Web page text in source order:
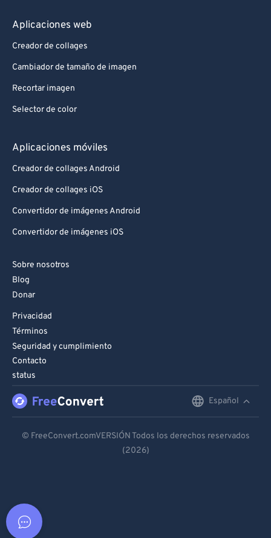
Aplicaciones web
Creador de collages
Cambiador de tamaño de imagen
Recortar imagen
Selector de color
Aplicaciones móviles
Creador de collages Android
Creador de collages iOS
Convertidor de imágenes Android
Convertidor de imágenes iOS
Sobre nosotros
Blog
Donar
Privacidad
Términos
Seguridad y cumplimiento
Contacto
status
Español
Español
© FreeConvert.comVERSIÓN Todos los derechos reservados
(2026)